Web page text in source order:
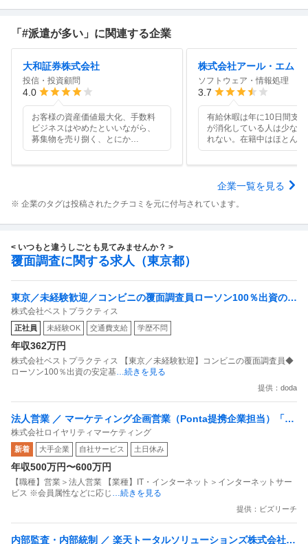
「#派遣が多い」に関連する企業
大和証券株式会社
投信・投資顧問
4.0
お客様の資産価値最大化、手数料
ビジネスはやめたといいながら、
募集物を売り捌く、とにか
株式会社アール・エム
ソフトウェア・情報処理
3.7
有給休暇は年に10日間支
が消化している人は少ない
れない。在籍中はほとん
企業一覧を見る
※ 企業のタグは投稿されたクチコミを元に付与されています。
< いつもと違うしごとも見てみませんか？ >
覆面調査に関する求人（東京都）
東京／未経験歓迎／コンビニの覆面調査員ローソン100％出資の安
定基盤／月５日在宅／残業月10時間
株式会社ベストプラクティス
正社員 未経験OK 交通費支給 学歴不問
年収362万円
株式会社ベストプラクティス 【東京／未経験歓迎】コンビニの覆面調査員◆
ローソン100％出資の安定基 …続きを見る
提供：doda
法人営業 ／ マーケティング企画営業（Ponta提携企業担当）「国
内最大級の共通ポイントサービスを展開／無駄のない消費社会を
目指すデータマーケティングカンパニー」
株式会社ロイヤリティマーケティング
新着 大手企業 自社サービス 土日休み
年収500万円〜600万円
【職種】営業＞法人営業 【業種】IT・インターネット＞インターネットサー
ビス ※会員属性などに応じ
…続きを見る
提供：ビズリーチ
内部監査・内部統制 ／ 楽天トータルソリューションズ株式会社